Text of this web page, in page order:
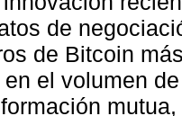
de
de Bitcoin
el volumen